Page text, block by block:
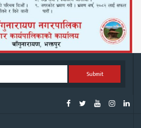
Submit